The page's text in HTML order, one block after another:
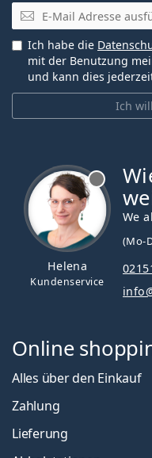
E-Mail
Ich
Ich habe die
mit der Benutzung
und kann dies
Helena
Kundenservice
We
(Mo-
Online
Alles über den Einkauf
Zahlung
Lieferung